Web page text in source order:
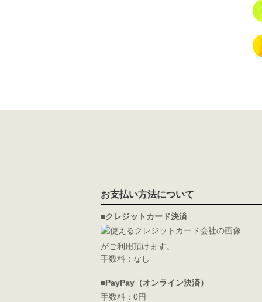
お支払い方法について
■クレジットカード決済
がご利用頂けます。
手数料：なし
■PayPay（オンライン決済）
手数料：0円